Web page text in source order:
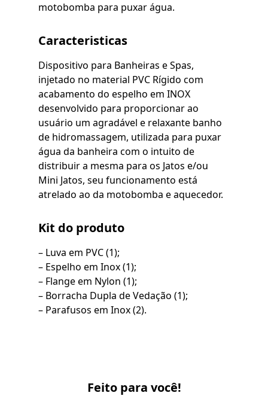
motobomba para puxar água.
Caracteristicas
Dispositivo para Banheiras e Spas,
injetado no material PVC Rígido com
acabamento do espelho em INOX
desenvolvido para proporcionar ao
usuário um agradável e relaxante banho
de hidromassagem, utilizada para puxar
água da banheira com o intuito de
distribuir a mesma para os Jatos e/ou
Mini Jatos, seu funcionamento está
atrelado ao da motobomba e aquecedor.
Kit do produto
– Luva em PVC (1);
– Espelho em Inox (1);
– Flange em Nylon (1);
– Borracha Dupla de Vedação (1);
– Parafusos em Inox (2).
Feito para você!